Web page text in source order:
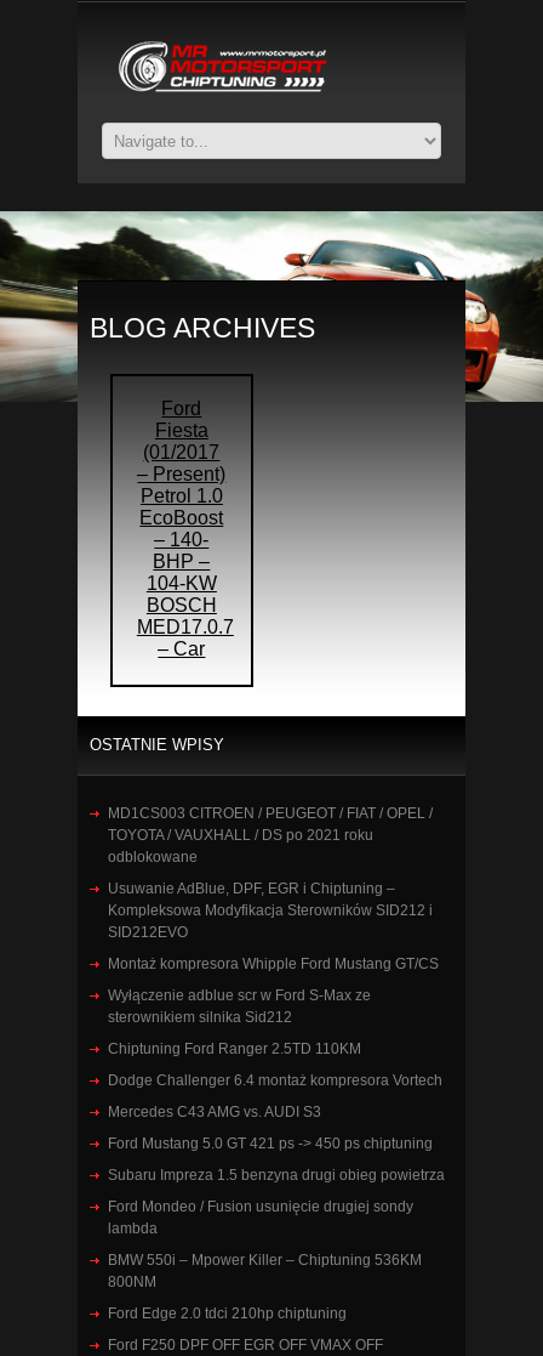
BLOG ARCHIVES
Ford
Fiesta
(01/2017
– Present)
Petrol 1.0
EcoBoost
– 140-
BHP –
104-KW
BOSCH
MED17.0.7
– Car
OSTATNIE WPISY
MD1CS003 CITROEN / PEUGEOT / FIAT / OPEL /
TOYOTA / VAUXHALL / DS po 2021 roku
odblokowane
Usuwanie AdBlue, DPF, EGR i Chiptuning –
Kompleksowa Modyfikacja Sterowników SID212 i
SID212EVO
Montaż kompresora Whipple Ford Mustang GT/CS
Wyłączenie adblue scr w Ford S-Max ze
sterownikiem silnika Sid212
Chiptuning Ford Ranger 2.5TD 110KM
Dodge Challenger 6.4 montaż kompresora Vortech
Mercedes C43 AMG vs. AUDI S3
Ford Mustang 5.0 GT 421 ps -> 450 ps chiptuning
Subaru Impreza 1.5 benzyna drugi obieg powietrza
Ford Mondeo / Fusion usunięcie drugiej sondy
lambda
BMW 550i – Mpower Killer – Chiptuning 536KM
800NM
Ford Edge 2.0 tdci 210hp chiptuning
Ford F250 DPF OFF EGR OFF VMAX OFF